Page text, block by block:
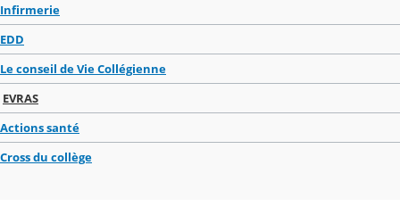
Infirmerie
EDD
Le conseil de Vie Collégienne
EVRAS
Actions santé
Cross du collège